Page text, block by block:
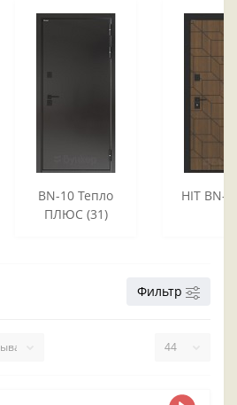
BN-10 Тепло
ПЛЮС (31)
HIT BN-
Фильтр